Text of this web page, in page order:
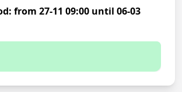
from 27-11 09:00 until 06-03